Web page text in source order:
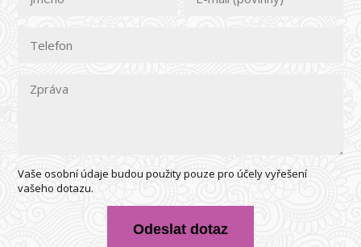
Vaše osobní údaje budou použity pouze pro účely vyřešení
vašeho dotazu.
Odeslat dotaz